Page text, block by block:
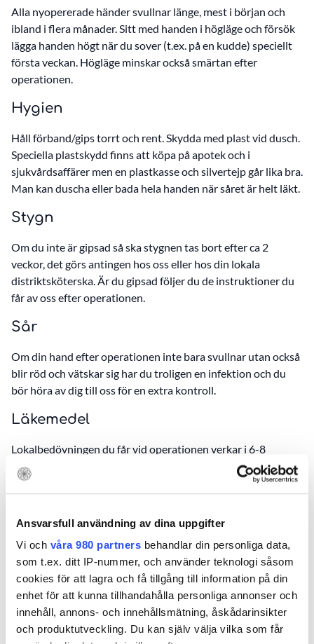
Ansvarsfull användning av dina uppgifter
Vi och våra 980 partners behandlar din personliga data,
som t.ex. ditt IP-nummer, och använder teknologi såsom
cookies för att lagra och få tillgång till information på din
enhet för att kunna tillhandahålla personliga annonser och
innehåll, annons- och innehållsmätning, åskådarinsikter
och produktutveckling. Du kan själv välja vilka som får
Alla nyopererade händer svullnar länge, mest i början och
ibland i flera månader. Sitt med handen i högläge och försök
lägga handen högt när du sover (t.ex. på en kudde) speciellt
första veckan. Högläge minskar också smärtan efter
operationen.
Hygien
Håll förband/gips torrt och rent. Skydda med plast vid dusch.
Speciella plastskydd finns att köpa på apotek och i
sjukvårdsaffärer men en plastkasse och silvertejp går lika bra.
Man kan duscha eller bada hela handen när såret är helt läkt.
Stygn
Om du inte är gipsad så ska stygnen tas bort efter ca 2
veckor, det görs antingen hos oss eller hos din lokala
distriktsköterska. Är du gipsad följer du de instruktioner du
får av oss efter operationen.
Sår
Om din hand efter operationen inte bara svullnar utan också
blir röd och vätskar sig har du troligen en infektion och du
bör höra av dig till oss för en extra kontroll.
Läkemedel
Lokalbedövningen du får vid operationen verkar i 6-8
timmar. Innan bedövningen släpper bör du påbörja
smärtlindrande behandling och vila med handen i högläge.
har ont en längre tid. Recept på värktabletter skrivs ut vid
operation och kan hämtas på apotek. Oftast kan man
fortsätta sin vanliga medicinering. Vid tveksamhet fråga din
läkare.
Värktabletter